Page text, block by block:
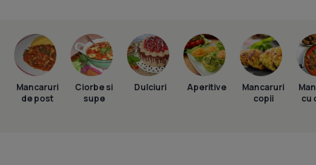
Mancaruri
de post
Ciorbe si
supe
Dulciuri Aperitive
Mancaruri
copii
cu